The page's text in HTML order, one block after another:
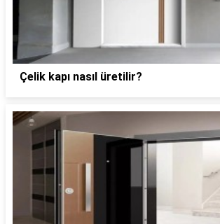
Çelik kapı nasıl üretilir?